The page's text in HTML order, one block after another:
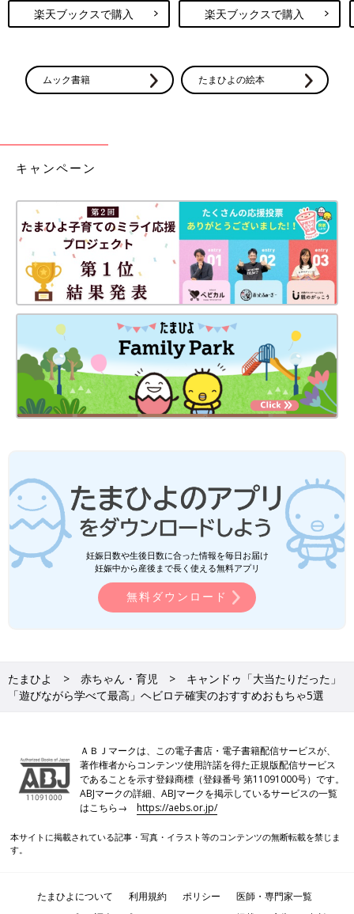
るんだそうです！
可愛いデザインのものが多く、子どもだけでな
くママたちからも大人気の3COINSのおもち
キャンドゥで販売されているおもちゃは、オシャレなデザインや
クオリティの高いもの、遊びながら学べるものなど、バラエティ
気軽に購入できるのも魅力♪ ぜひお店でお気に入りのおもちゃを
探してみてくださいね！
(文：今井あやか)
●小さいパーツは、誤飲にご注意ください。
●記事内容でご紹介している投稿、リンク先は、削除される場合
があります。あらかじめご了承ください。
●記事の内容は2024年9月の情報で、現在と異なる場合がありま
●記事内の価格はすべて税込み、2024年9月時点のものです。
3COINS「買って大正解」「一緒に遊ぶ
ママも楽ちん♪」超使える外遊びグッズ5
選
暑さがやわらいでくると、公園など屋外で遊ば
適になる便利アイテムなどもそろっています。
超使えるものばかりなので、ぜひチェックして
みてくださいね♪
3COINS「買って正解！」「子どもが集
中して遊ぶ」話題のおもちゃ5選
生活雑貨やファショングッズだけでなく、ベビ
ー・キッズ向けのアイテムも充実している
3COINS。今回はそんな3COINSの商品の中か
ら、SNSで話題のおもちゃをご紹介します！マ
マ絶賛のものばかりなので、ぜひチェックして
みてくださいね。
絵本・おもちゃに関する記事一覧
楽天ブックスで購入 楽天ブックスで購入
ムック書籍 たまひよの絵本
キャンペーン
妊娠日数や生後日数に合った情報を毎日お届け
妊娠中から産後まで長く使える無料アプリ
無料ダウンロード
たまひよ 赤ちゃん・育児
キャンドゥ「大当たりだった」
「遊びながら学べて最高」ヘビロテ確実のおすすめおもちゃ5選
ＡＢＪマークは、この電子書店・電子書籍配信サービスが、
著作権者からコンテンツ使用許諾を得た正規版配信サービス
であることを示す登録商標（登録番号 第11091000号）です。
ABJマークの詳細、ABJマークを掲示しているサービスの一覧
はこちら→https://aebs.or.jp/
本サイトに掲載されている記事・写真・イラスト等のコンテンツの無断転載を禁じま
す。
たまひよについて 利用規約 ポリシー
医師・専門家一覧